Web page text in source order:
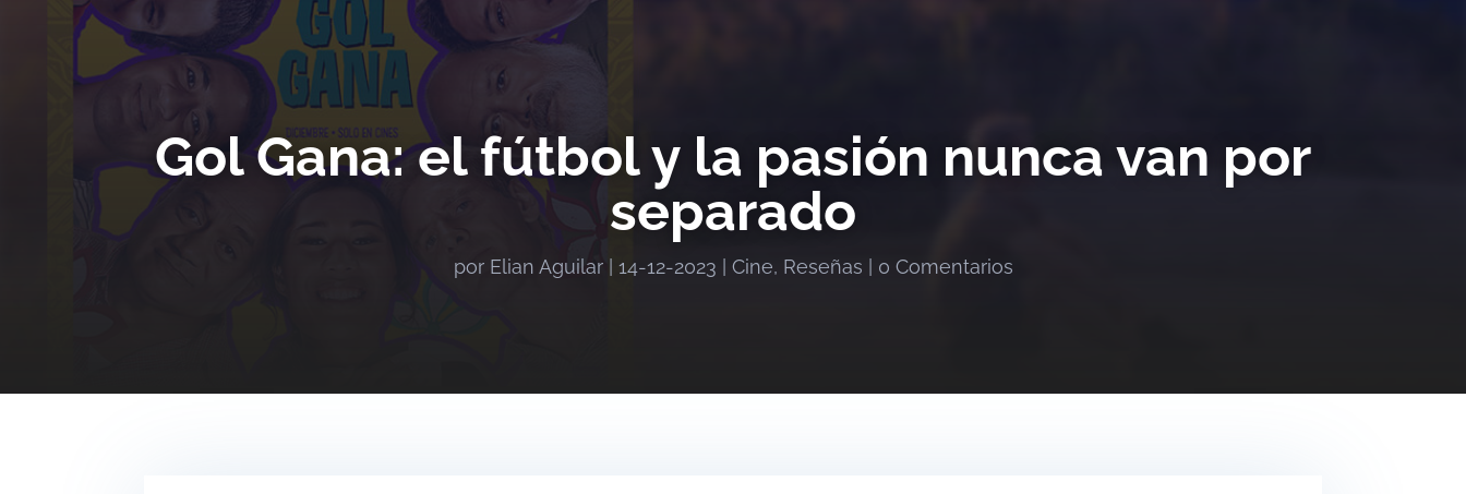
Gol Gana: el fútbol y la pasión nunca van por
separado
por Elian Aguilar| 14-12-2023 Cine, Reseñas 0 Comentarios